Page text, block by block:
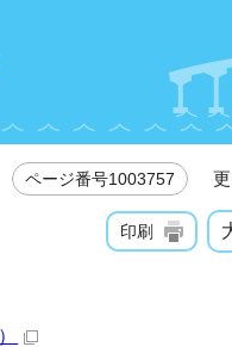
ページ番号1003757 更
印刷